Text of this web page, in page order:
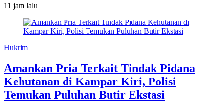
11 jam lalu
Hukrim
Amankan Pria Terkait Tindak Pidana
Kehutanan di Kampar Kiri, Polisi
Temukan Puluhan Butir Ekstasi